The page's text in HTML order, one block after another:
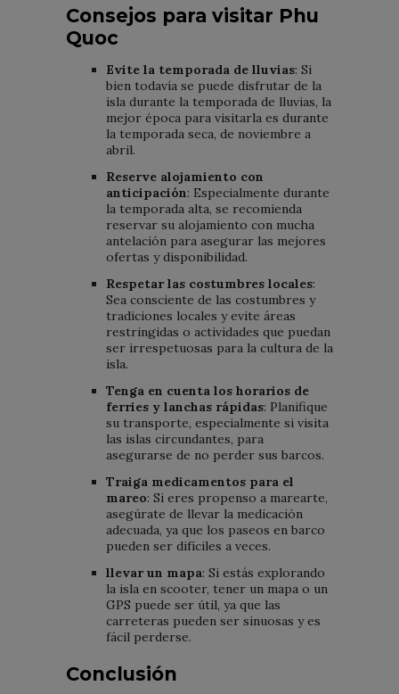
Consejos para visitar Phu
Quoc
Evite la temporada de lluvias: Si
bien todavía se puede disfrutar de la
isla durante la temporada de lluvias, la
mejor época para visitarla es durante
la temporada seca, de noviembre a
abril.
Reserve alojamiento con
anticipación: Especialmente durante
la temporada alta, se recomienda
reservar su alojamiento con mucha
antelación para asegurar las mejores
ofertas y disponibilidad.
Respetar las costumbres locales:
Sea consciente de las costumbres y
tradiciones locales y evite áreas
restringidas o actividades que puedan
ser irrespetuosas para la cultura de la
isla.
Tenga en cuenta los horarios de
ferries y lanchas rápidas: Planifique
su transporte, especialmente si visita
las islas circundantes, para
asegurarse de no perder sus barcos.
Traiga medicamentos para el
mareo: Si eres propenso a marearte,
asegúrate de llevar la medicación
adecuada, ya que los paseos en barco
pueden ser difíciles a veces.
llevar un mapa: Si estás explorando
la isla en scooter, tener un mapa o un
GPS puede ser útil, ya que las
carreteras pueden ser sinuosas y es
fácil perderse.
Conclusión